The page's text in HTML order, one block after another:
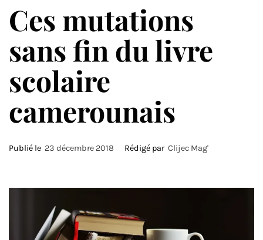
Ces mutations
sans fin du livre
scolaire
camerounais
Publié le 23 décembre 2018 Rédigé par Clijec Mag'